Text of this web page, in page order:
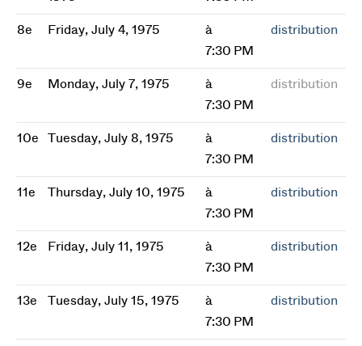
8e Friday, July 4, 1975
à
7:30 PM
distribution
9e Monday, July 7, 1975
à
7:30 PM
distribution
10e Tuesday, July 8, 1975
à
7:30 PM
distribution
11e Thursday, July 10, 1975
à
7:30 PM
distribution
12e Friday, July 11, 1975
à
7:30 PM
distribution
13e Tuesday, July 15, 1975
à
7:30 PM
distribution